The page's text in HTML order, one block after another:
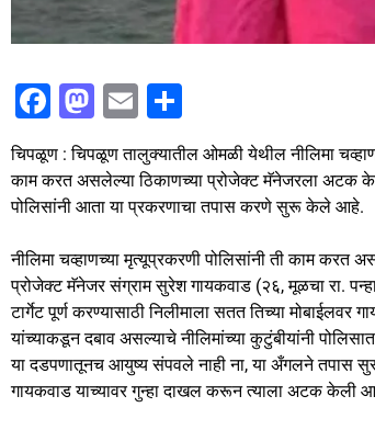
F
c
e
o
o
k
M
st
o
o
n
E
ai
l
h
ar
e
चिपळूण : चिपळूण तालुक्यातील ओमळी येथील नीलिमा
काम करत असलेल्या ठिकाणच्या प्रोजेक्ट मॅनेजरला अटक
पोलिसांनी आता या प्रकरणाचा तपास करणे सुरू केले आहे.
नीलिमा चव्हाणच्या मृत्यूप्रकरणी पोलिसांनी ती काम करत
प्रोजेक्ट मॅनेजर संग्राम सुरेश गायकवाड (२६, मूळचा रा.
टार्गेट पूर्ण करण्यासाठी निलीमाला सतत तिच्या
यांच्याकडून दबाव असल्याचे नीलिमांच्या कुटुंबीयांनी
या दडपणातूनच आयुष्य संपवले नाही ना, या अँगलने तपास
गायकवाड याच्यावर गुन्हा दाखल करून त्याला अटक केली